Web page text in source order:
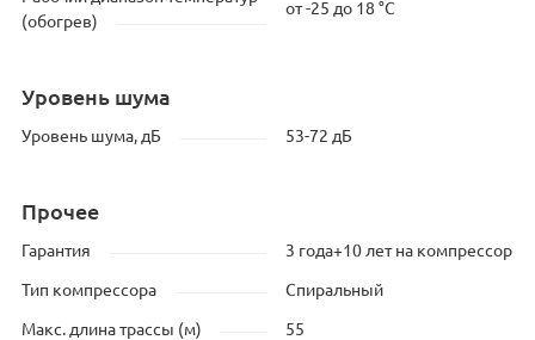
(обогрев)
от -25 до 18 °C
Уровень шума
Уровень шума, дБ 53-72 дБ
Прочее
Гарантия 3 года+10 лет на компрессор
Тип компрессора Спиральный
Макс. длина трассы (м) 55